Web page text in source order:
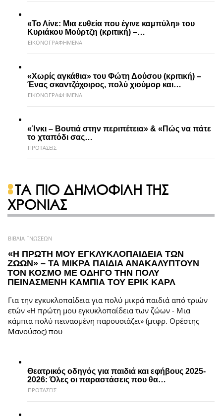
«Το Λίνε: Μια ευθεία που έγινε καμπύλη» του
Κυριάκου Μούρτζη (κριτική) –…
ΕΙΚΟΝΟΓΡΑΦΗΜΕΝΑ
«Χωρίς αγκάθια» του Φώτη Δούσου (κριτική) –
Ένας σκαντζόχοιρος, πολύ χιούμορ και…
ΕΙΚΟΝΟΓΡΑΦΗΜΕΝΑ
«Ίνκι – Βουτιά στην περιπέτεια» & «Πώς να πάτε
το χταπόδι σας…
ΠΡΟΤΑΣΕΙΣ
ΤΑ ΠΙΟ ΔΗΜΟΦΙΛΗ ΤΗΣ
ΧΡΟΝΙΑΣ
ΒΙΒΛΙΑ ΓΝΩΣΕΩΝ
«Η ΠΡΩΤΗ ΜΟΥ ΕΓΚΛΥΚΛΟΠΑΙΔΕΙΑ ΤΩΝ
ΖΩΩΝ» – ΤΑ ΜΙΚΡΑ ΠΑΙΔΙΑ ΑΝΑΚΑΛΥΠΤΟΥΝ
ΤΟΝ ΚΟΣΜΟ ΜΕ ΟΔΗΓΟ ΤΗΝ ΠΟΛΥ
ΠΕΙΝΑΣΜΕΝΗ ΚΑΜΠΙΑ ΤΟΥ ΕΡΙΚ ΚΑΡΛ
Για την εγκυκλοπαίδεια για πολύ μικρά παιδιά από τριών
ετών «Η πρώτη μου εγκυκλοπαίδεια των ζώων - Μια
κάμπια πολύ πεινασμένη παρουσιάζει» (μτφρ. Ορέστης
Μανούσος) που
Θεατρικός οδηγός για παιδιά και εφήβους 2025-
2026: Όλες οι παραστάσεις που θα…
ΠΡΟΤΑΣΕΙΣ